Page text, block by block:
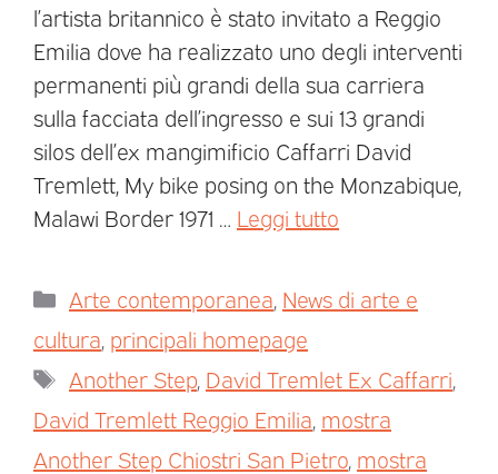
l’artista britannico è stato invitato a Reggio
Emilia dove ha realizzato uno degli interventi
permanenti più grandi della sua carriera
sulla facciata dell’ingresso e sui 13 grandi
silos dell’ex mangimificio Caffarri David
Tremlett, My bike posing on the Monzabique,
Malawi Border 1971 … Leggi tutto
Arte contemporanea News di arte e
cultura principali homepage
Another Step, David Tremlet Ex Caffarri
David Tremlett Reggio Emilia mostra
Another Step Chiostri San Pietro mostra